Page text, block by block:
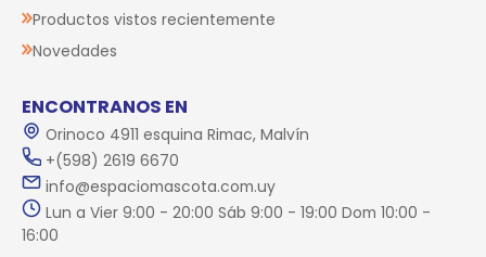
Productos vistos recientemente
Novedades
ENCONTRANOS EN
Orinoco 4911 esquina Rimac, Malvín
+(598) 2619 6670
info@espaciomascota.com.uy
Lun a Vier 9:00 - 20:00 Sáb 9:00 - 19:00 Dom 10:00 -
16:00